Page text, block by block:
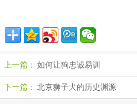
上一篇： 如何让狗忠诚易训
下一篇： 北京狮子犬的历史渊源